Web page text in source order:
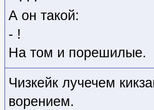
А он такой:
- !
На том и порешилые.
Чизкейк лучечем
ворением.